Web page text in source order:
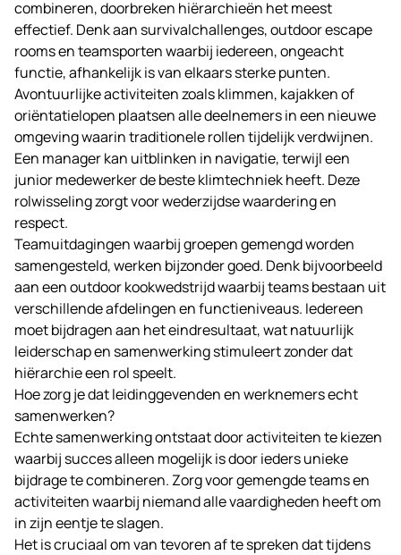
combineren, doorbreken hiërarchieën het meest
effectief. Denk aan survivalchallenges, outdoor escape
rooms en teamsporten waarbij iedereen, ongeacht
functie, afhankelijk is van elkaars sterke punten.
Avontuurlijke activiteiten zoals klimmen, kajakken of
oriëntatielopen plaatsen alle deelnemers in een nieuwe
omgeving waarin traditionele rollen tijdelijk verdwijnen.
Een manager kan uitblinken in navigatie, terwijl een
junior medewerker de beste klimtechniek heeft. Deze
rolwisseling zorgt voor wederzijdse waardering en
respect.
Teamuitdagingen waarbij groepen gemengd worden
samengesteld, werken bijzonder goed. Denk bijvoorbeeld
aan een outdoor kookwedstrijd waarbij teams bestaan uit
verschillende afdelingen en functieniveaus. Iedereen
moet bijdragen aan het eindresultaat, wat natuurlijk
leiderschap en samenwerking stimuleert zonder dat
hiërarchie een rol speelt.
Hoe zorg je dat leidinggevenden en werknemers echt
samenwerken?
Echte samenwerking ontstaat door activiteiten te kiezen
waarbij succes alleen mogelijk is door ieders unieke
bijdrage te combineren. Zorg voor gemengde teams en
activiteiten waarbij niemand alle vaardigheden heeft om
in zijn eentje te slagen.
Het is cruciaal om van tevoren af te spreken dat tijdens